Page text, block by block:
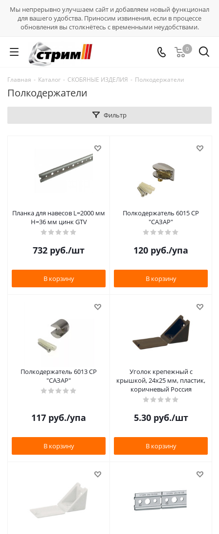
Мы непрерывно улучшаем сайт и добавляем новый функционал
для вашего удобства. Приносим извинения, если в процессе
обновления вы столкнётесь с временными неудобствами.
0
Главная - Каталог - СКОБЯНЫЕ ИЗДЕЛИЯ - Полкодержатели
Полкодержатели
Фильтр
Планка для навесов L=2000 мм
H=36 мм цинк GTV
732 руб./шт
В корзину
Полкодержатель 6015 CP
"САЗАР"
120 руб./упа
В корзину
Полкодержатель 6013 CP
"САЗАР"
117 руб./упа
В корзину
Уголок крепежный с
крышкой, 24х25 мм, пластик,
коричневый Россия
5.30руб./шт
В корзину